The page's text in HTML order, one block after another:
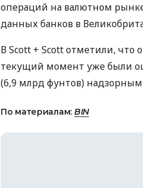
операций на валютном
данных банков в
В Scott + Scott отметили, что
текущий момент уже были
(6,9 млрд фунтов)
По материалам: BIN